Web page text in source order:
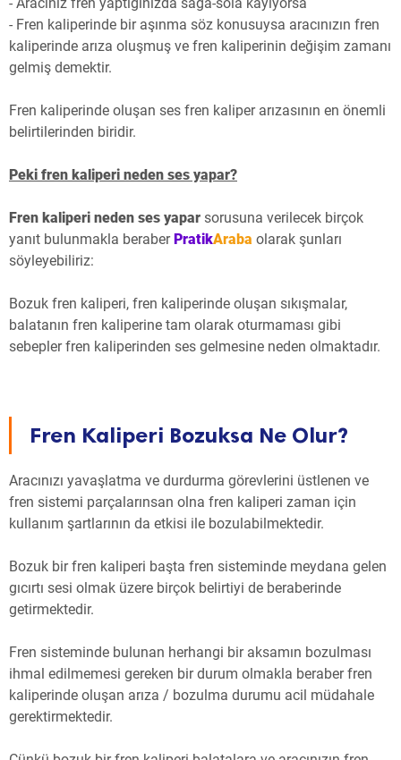
- Aracınız fren yaptığınızda sağa-sola kayıyorsa
- Fren kaliperinde bir aşınma söz konusuysa aracınızın fren
kaliperinde arıza oluşmuş ve fren kaliperinin değişim zamanı
gelmiş demektir.
Fren kaliperinde oluşan ses fren kaliper arızasının en önemli
belirtilerinden biridir.
Peki fren kaliperi neden ses yapar?
Fren kaliperi neden ses yapar sorusuna verilecek birçok
yanıt bulunmakla beraber PratikAraba olarak şunları
söyleyebiliriz:
Bozuk fren kaliperi, fren kaliperinde oluşan sıkışmalar,
balatanın fren kaliperine tam olarak oturmaması gibi
sebepler fren kaliperinden ses gelmesine neden olmaktadır.
Fren Kaliperi Bozuksa Ne Olur?
Aracınızı yavaşlatma ve durdurma görevlerini üstlenen ve
fren sistemi parçalarınsan olna fren kaliperi zaman için
kullanım şartlarının da etkisi ile bozulabilmektedir.
Bozuk bir fren kaliperi başta fren sisteminde meydana gelen
gıcırtı sesi olmak üzere birçok belirtiyi de beraberinde
getirmektedir.
Fren sisteminde bulunan herhangi bir aksamın bozulması
ihmal edilmemesi gereken bir durum olmakla beraber fren
kaliperinde oluşan arıza / bozulma durumu acil müdahale
gerektirmektedir.